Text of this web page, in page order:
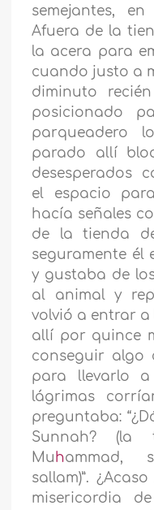
semejantes,
Afuera de la
la acera para
cuando justo a
diminuto
posicionado
parqueadero
parado allí
desesperados
el espacio
hacía señales
de la tienda
seguramente él
y gustaba de
al animal y
volvió a entrar
allí por quince
conseguir
para llevarlo
lágrimas
preguntaba:
Sunnah? (la
Muhammad,
sallam)”.
misericordia